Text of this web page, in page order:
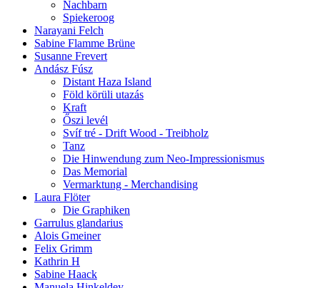
Nachbarn
Spiekeroog
Narayani Felch
Sabine Flamme Brüne
Susanne Frevert
Andász Fúsz
Distant Haza Island
Föld körüli utazás
Kraft
Őszi levél
Svíf tré - Drift Wood - Treibholz
Tanz
Die Hinwendung zum Neo-Impressionismus
Das Memorial
Vermarktung - Merchandising
Laura Flöter
Die Graphiken
Garrulus glandarius
Alois Gmeiner
Felix Grimm
Kathrin H
Sabine Haack